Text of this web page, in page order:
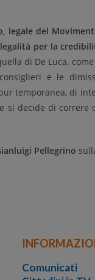
legale del
per la
di De Luca,
e le
temporanea, di
si decide di correre
Pellegrino
Comunicati